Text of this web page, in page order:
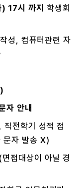
17시 까지 학생회
성, 컴퓨터관련 자
자 안내
전학기 성적 점
문자 발송 X)
접대상이 아닐 경